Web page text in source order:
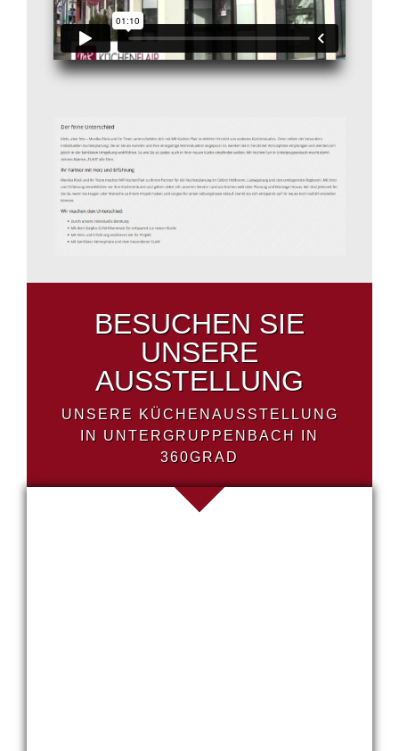
BESUCHEN SIE
UNSERE
AUSSTELLUNG
UNSERE KÜCHENAUSSTELLUNG
IN UNTERGRUPPENBACH IN
360GRAD